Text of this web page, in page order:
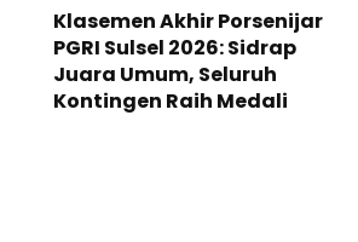
Klasemen Akhir Porsenijar
PGRI Sulsel 2026: Sidrap
Juara Umum, Seluruh
Kontingen Raih Medali